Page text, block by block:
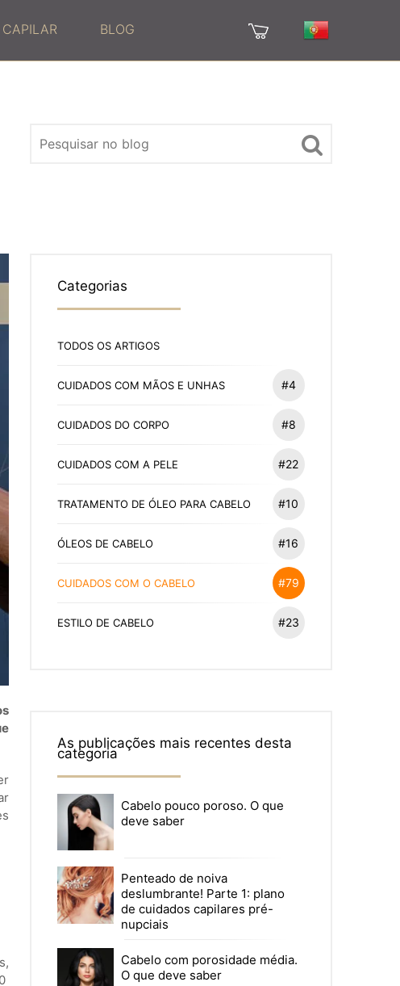
CAPILAR BLOG
Categorias
TODOS OS ARTIGOS
CUIDADOS COM MÃOS E UNHAS #4
CUIDADOS DO CORPO #8
CUIDADOS COM A PELE #22
TRATAMENTO DE ÓLEO PARA CABELO #10
ÓLEOS DE CABELO #16
CUIDADOS COM O CABELO #79
ESTILO DE CABELO #23
As publicações mais recentes desta
categoria
Cabelo pouco poroso. O que
deve saber
Penteado de noiva
deslumbrante! Parte 1: plano
de cuidados capilares pré-
nupciais
Cabelo com porosidade média.
O que deve saber